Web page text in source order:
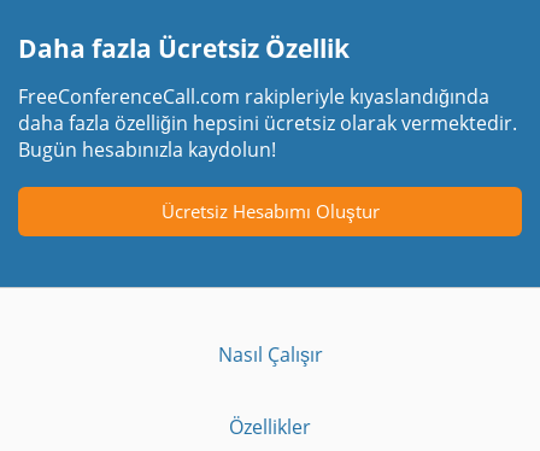
Daha fazla Ücretsiz Özellik
FreeConferenceCall.com rakipleriyle kıyaslandığında
daha fazla özelliğin hepsini ücretsiz olarak vermektedir.
Bugün hesabınızla kaydolun!
Ücretsiz Hesabımı Oluştur
Nasıl Çalışır
Özellikler